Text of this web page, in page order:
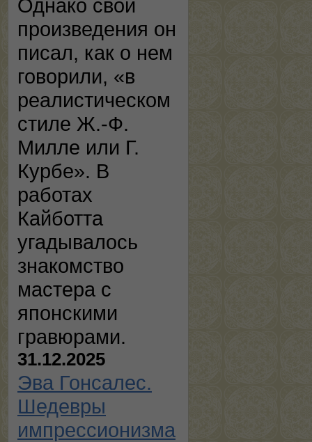
Однако свои
произведения он
писал, как о нем
говорили, «в
реалистическом
стиле Ж.-Ф.
Милле или Г.
Курбе». В
работах
Кайботта
угадывалось
знакомство
мастера с
японскими
гравюрами.
31.12.2025
Эва Гонсалес.
Шедевры
импрессионизма